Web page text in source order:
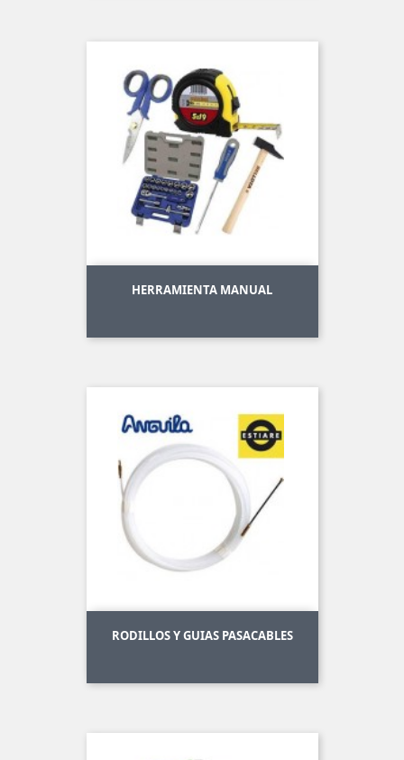
HERRAMIENTA MANUAL
RODILLOS Y GUIAS PASACABLES